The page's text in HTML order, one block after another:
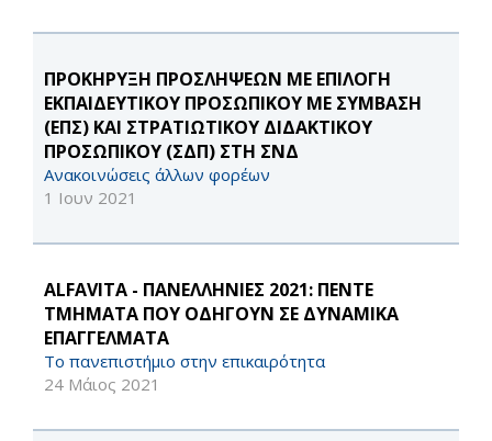
ΠΡΟΚΗΡΥΞΗ ΠΡΟΣΛΗΨΕΩΝ ΜΕ ΕΠΙΛΟΓΗ
ΕΚΠΑΙΔΕΥΤΙΚΟΥ ΠΡΟΣΩΠΙΚΟΥ ΜΕ ΣΥΜΒΑΣΗ
(ΕΠΣ) ΚΑΙ ΣΤΡΑΤΙΩΤΙΚΟΥ ΔΙΔΑΚΤΙΚΟΥ
ΠΡΟΣΩΠΙΚΟΥ (ΣΔΠ) ΣΤΗ ΣΝΔ
Ανακοινώσεις άλλων φορέων
1 Ιουν 2021
ALFAVITA - ΠΑΝΕΛΛΗΝΙΕΣ 2021: ΠΕΝΤΕ
ΤΜΗΜΑΤΑ ΠΟΥ ΟΔΗΓΟΥΝ ΣΕ ΔΥΝΑΜΙΚΑ
ΕΠΑΓΓΕΛΜΑΤΑ
Το πανεπιστήμιο στην επικαιρότητα
24 Μάιος 2021